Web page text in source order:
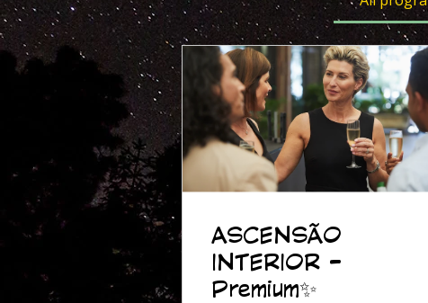
ASCENSÃO
INTERIOR -
Premium✨